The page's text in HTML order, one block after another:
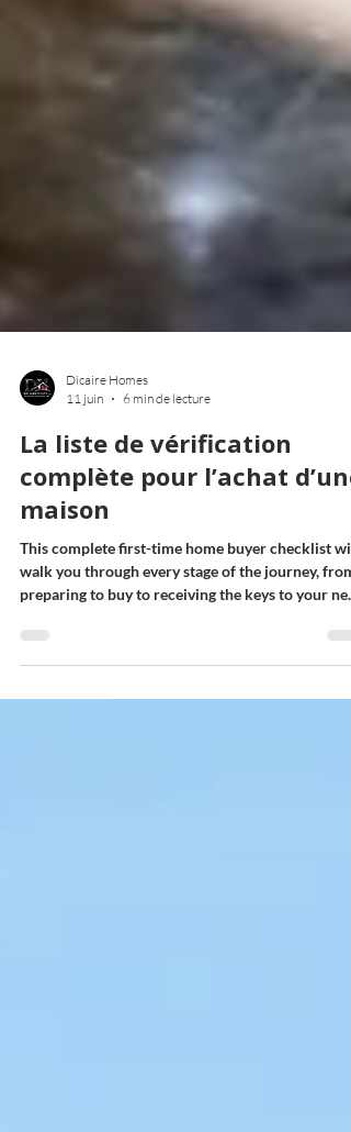
Dicaire Homes
11 juin
6 min de lecture
La liste de vérification
complète pour l’achat d’une
maison
This complete first-time home buyer checklist will
walk you through every stage of the journey, from